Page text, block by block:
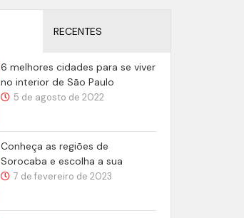
RECENTES
6 melhores cidades para se viver
no interior de São Paulo
5 de agosto de 2022
Conheça as regiões de
Sorocaba e escolha a sua
7 de fevereiro de 2023